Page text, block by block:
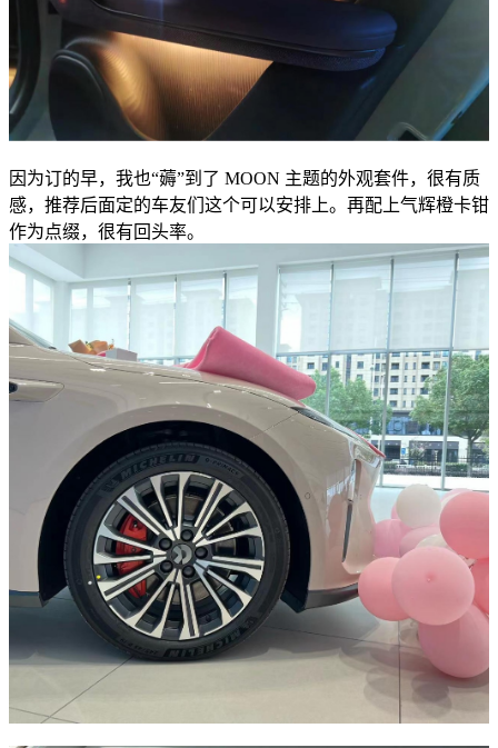
因为订的早，我也“薅”到了 MOON 主题的外观套件，很有质
感，推荐后面定的车友们这个可以安排上。再配上气辉橙卡钳
作为点缀，很有回头率。